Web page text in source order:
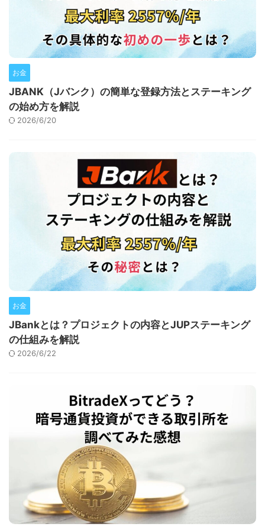
お金
JBANK（Jバンク）の簡単な登録方法とステーキング
の始め方を解説
2026/6/20
お金
JBankとは？プロジェクトの内容とJUPステーキング
の仕組みを解説
2026/6/22